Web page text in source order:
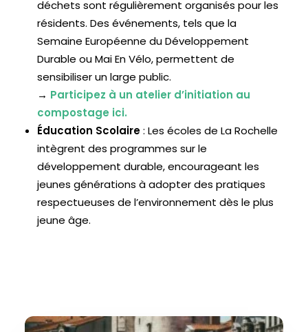
déchets sont régulièrement organisés pour les
résidents. Des événements, tels que la
Semaine Européenne du Développement
Durable ou Mai En Vélo, permettent de
sensibiliser un large public.
→ Participez à un atelier d’initiation au
compostage ici.
Éducation Scolaire: Les écoles de La Rochelle
intègrent des programmes sur le
développement durable, encourageant les
jeunes générations à adopter des pratiques
respectueuses de l’environnement dès le plus
jeune âge.